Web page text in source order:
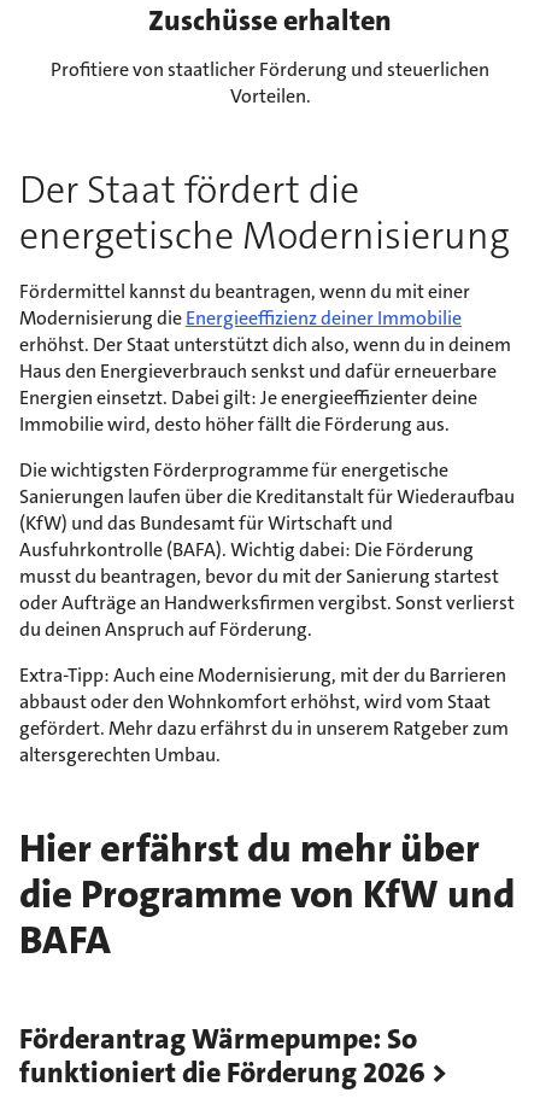
Zuschüsse erhalten
Profitiere von staatlicher Förderung und steuerlichen
Vorteilen.
Der Staat fördert die
energetische Modernisierung
Fördermittel kannst du beantragen, wenn du mit einer
Modernisierung dieEnergieeffizienz deiner Immobilie
erhöhst. Der Staat unterstützt dich also, wenn du in deinem
Haus den Energieverbrauch senkst und dafür erneuerbare
Energien einsetzt. Dabei gilt: Je energieeffizienter deine
Immobilie wird, desto höher fällt die Förderung aus.
Die wichtigsten Förderprogramme für energetische
Sanierungen laufen über die Kreditanstalt für Wiederaufbau
(KfW) und das Bundesamt für Wirtschaft und
Ausfuhrkontrolle (BAFA). Wichtig dabei: Die Förderung
musst du beantragen, bevor du mit der Sanierung startest
oder Aufträge an Handwerksfirmen vergibst. Sonst verlierst
du deinen Anspruch auf Förderung.
Extra-Tipp: Auch eine Modernisierung, mit der du Barrieren
abbaust oder den Wohnkomfort erhöhst, wird vom Staat
gefördert. Mehr dazu erfährst du in unserem Ratgeber zum
altersgerechten Umbau.
Hier erfährst du mehr über
die Programme von KfW und
BAFA
Förderantrag Wärmepumpe: So
funktioniert die Förderung 2026